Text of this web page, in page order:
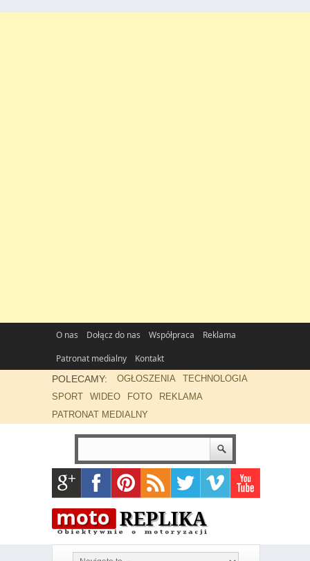
O nas Dołącz do nas Współpraca
Reklama
Patronat medialny
Kontakt
POLECAMY: OGŁOSZENIA
TECHNOLOGIA
SPORT
WIDEO FOTO
REKLAMA
PATRONAT MEDIALNY